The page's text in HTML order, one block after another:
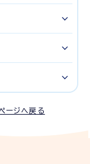
ージへ戻る